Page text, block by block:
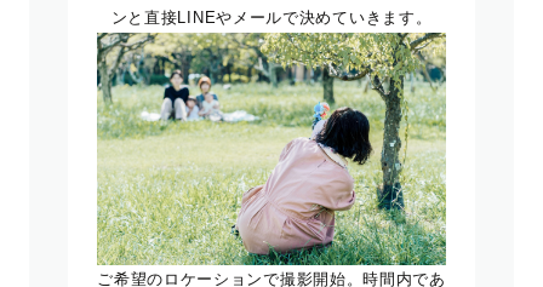
ンと直接LINEやメールで決めていきます。
ご希望のロケーションで撮影開始。時間内であ